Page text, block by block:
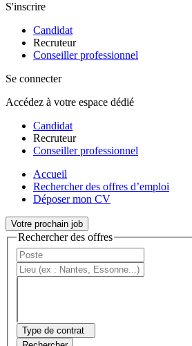
S'inscrire
Candidat
Recruteur
Conseiller professionnel
Se connecter
Accédez à votre espace dédié
Candidat
Recruteur
Conseiller professionnel
Accueil
Rechercher des offres d’emploi
Déposer mon CV
Votre prochain job
Rechercher des offres
Type de contrat